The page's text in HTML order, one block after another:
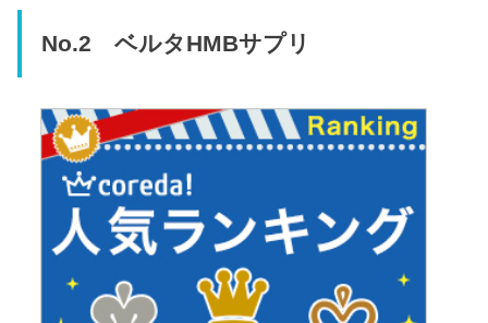
No.2 ベルタHMBサプリ